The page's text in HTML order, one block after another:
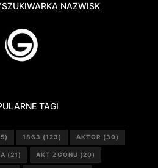
NAZWISK
TAGI
1863 (123) AKTOR (30)
(21) AKT ZGONU (20)